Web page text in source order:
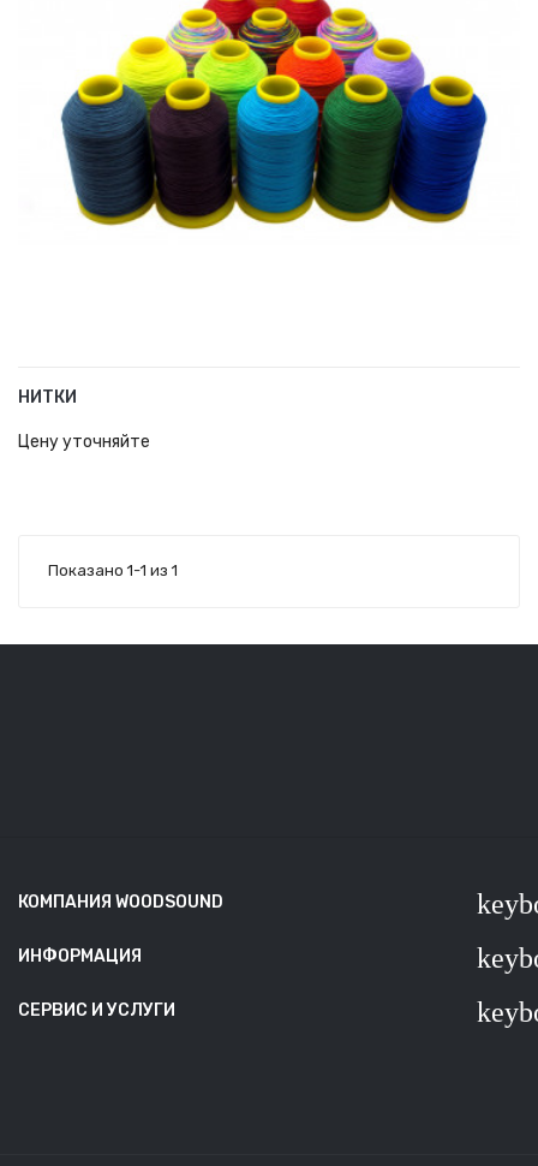
НИТКИ
Цену уточняйте
Показано 1-1 из 1
КОМПАНИЯ WOODSOUND
ИНФОРМАЦИЯ
СЕРВИС И УСЛУГИ